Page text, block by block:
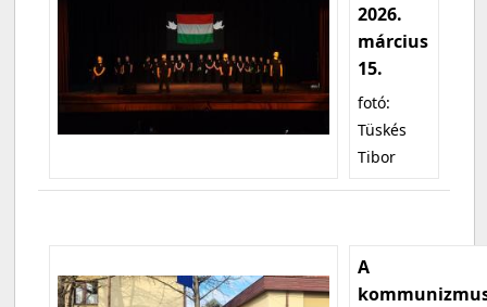
2026.
március
15.
fotó:
Tüskés
Tibor
A